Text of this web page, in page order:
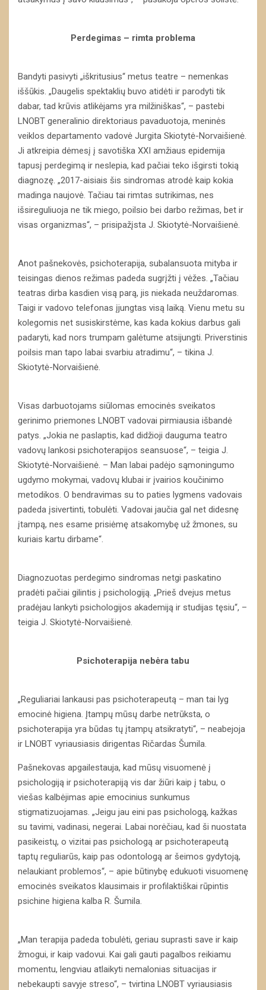
Perdegimas – rimta problema
Bandyti pasivyti „iškritusius“ metus teatre – nemenkas
iššūkis. „Daugelis spektaklių buvo atidėti ir parodyti tik
dabar, tad krūvis atlikėjams yra milžiniškas“, – pastebi
LNOBT generalinio direktoriaus pavaduotoja, meninės
veiklos departamento vadovė Jurgita Skiotytė-Norvaišienė.
Ji atkreipia dėmesį į savotiška XXI amžiaus epidemija
tapusį perdegimą ir neslepia, kad pačiai teko išgirsti tokią
diagnozę. „2017-aisiais šis sindromas atrodė kaip kokia
madinga naujovė. Tačiau tai rimtas sutrikimas, nes
išsireguliuoja ne tik miego, poilsio bei darbo režimas, bet ir
visas organizmas“, – prisipažįsta J. Skiotytė-Norvaišienė.
Anot pašnekovės, psichoterapija, subalansuota mityba ir
teisingas dienos režimas padeda sugrįžti į vėžes. „Tačiau
teatras dirba kasdien visą parą, jis niekada neuždaromas.
Taigi ir vadovo telefonas įjungtas visą laiką. Vienu metu su
kolegomis net susiskirstėme, kas kada kokius darbus gali
padaryti, kad nors trumpam galėtume atsijungti. Priverstinis
poilsis man tapo labai svarbiu atradimu“, – tikina J.
Skiotytė-Norvaišienė.
Visas darbuotojams siūlomas emocinės sveikatos
gerinimo priemones LNOBT vadovai pirmiausia išbandė
patys. „Jokia ne paslaptis, kad didžioji dauguma teatro
vadovų lankosi psichoterapijos seansuose“, – teigia J.
Skiotytė-Norvaišienė. – Man labai padėjo sąmoningumo
ugdymo mokymai, vadovų klubai ir įvairios koučinimo
metodikos. O bendravimas su to paties lygmens vadovais
padeda įsivertinti, tobulėti. Vadovai jaučia gal net didesnę
įtampą, nes esame prisiėmę atsakomybę už žmones, su
kuriais kartu dirbame“.
Diagnozuotas perdegimo sindromas netgi paskatino
pradėti pačiai gilintis į psichologiją. „Prieš dvejus metus
pradėjau lankyti psichologijos akademiją ir studijas tęsiu“, –
teigia J. Skiotytė-Norvaišienė.
Psichoterapija nebėra tabu
„Reguliariai lankausi pas psichoterapeutą – man tai lyg
emocinė higiena. Įtampų mūsų darbe netrūksta, o
psichoterapija yra būdas tų įtampų atsikratyti“, – neabejoja
ir LNOBT vyriausiasis dirigentas Ričardas Šumila.
Pašnekovas apgailestauja, kad mūsų visuomenė į
psichologiją ir psichoterapiją vis dar žiūri kaip į tabu, o
viešas kalbėjimas apie emocinius sunkumus
stigmatizuojamas. „Jeigu jau eini pas psichologą, kažkas
su tavimi, vadinasi, negerai. Labai norėčiau, kad ši nuostata
pasikeistų, o vizitai pas psichologą ar psichoterapeutą
taptų reguliarūs, kaip pas odontologą ar šeimos gydytoją,
nelaukiant problemos“, – apie būtinybę edukuoti visuomenę
emocinės sveikatos klausimais ir profilaktiškai rūpintis
psichine higiena kalba R. Šumila.
„Man terapija padeda tobulėti, geriau suprasti save ir kaip
žmogui, ir kaip vadovui. Kai gali gauti pagalbos reikiamu
momentu, lengviau atlaikyti nemalonias situacijas ir
nebekaupti savyje streso“, – tvirtina LNOBT vyriausiasis